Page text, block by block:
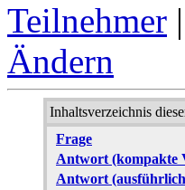
Teilnehmer |
Ändern
Inhaltsverzeichnis
Frage
Antwort (kompakte
Antwort